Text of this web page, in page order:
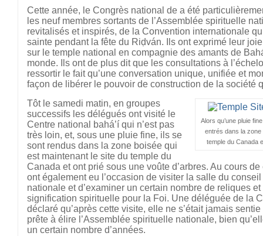
Cette année, le Congrès national de a été
les neuf membres sortants de l’Assemblée spirituelle
revitalisés et inspirés, de la Convention internationale
sainte pendant la fête du Riḍván. Ils ont exprimé leur
sur le temple national en compagnie des amants de
monde. Ils ont de plus dit que les consultations à
ressortir le fait qu’une conversation unique, unifiée et
façon de libérer le pouvoir de construction de la société
Alors qu’une pluie
entrés dans la zone
temple du Canada
Tôt le samedi matin, en groupes
successifs les délégués ont visité le
Centre national bahá’í qui n’est pas
très loin, et, sous une pluie fine, ils se
sont rendus dans la zone boisée qui
est maintenant le site du temple du
Canada et ont prié sous une voûte d’arbres. Au cours
ont également eu l’occasion de visiter la salle du
nationale et d’examiner un certain nombre de reliques
signification spirituelle pour la Foi. Une déléguée de la
déclaré qu’après cette visite, elle ne s’était jamais
prête à élire l’Assemblée spirituelle nationale, bien
un certain nombre d’années.